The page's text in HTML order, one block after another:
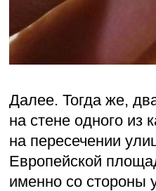
Далее. Тогда же,
на стене одного
на пересечении
Европейской
именно со стороны